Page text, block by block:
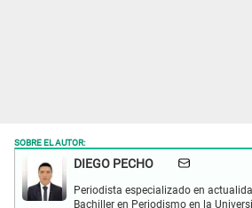
SOBRE EL AUTOR:
DIEGO PECHO
Periodista especializado en
Bachiller en Periodismo en la